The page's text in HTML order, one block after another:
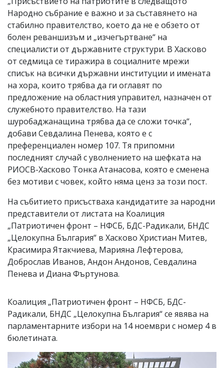
Народно събрание е важно и за съставянето на
стабилно правителство, което да не е обзето от
болен реваншизъм и „изчегъртване“ на
специалисти от държавните структури. В Хасково
от седмица се тиражира в социалните мрежи
списък на всички държавни институции и имената
на хора, които трябва да ги оглавят по
предложение на областния управител, назначен от
служебното правителство. На тази
шуробаджанащина трябва да се сложи точка“,
добави Севдалина Пенева, която е с
преференциален номер 107. Тя припомни
последният случай с уволнението на шефката на
РИОСВ-Хасково Тонка Атанасова, която е сменена
без мотиви с човек, който няма ценз за този пост.
На събитието присъстваха кандидатите за народни
представители от листата на Коалиция
„Патриотичен фронт – НФСБ, БДС-Радикали, БНДС
„Целокупна България“ в Хасково Христиан Митев,
Красимира Ятакчиева, Марияна Лефтерова,
Доброслав Иванов, Андон Андонов, Севдалина
Пенева и Диана Фъртунова.
Коалиция „Патриотичен фронт – НФСБ, БДС-
Радикали, БНДС „Целокупна България“ се явява на
парламентарните избори на 14 ноември с номер 4 в
бюлетината.